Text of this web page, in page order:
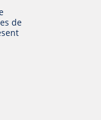
de